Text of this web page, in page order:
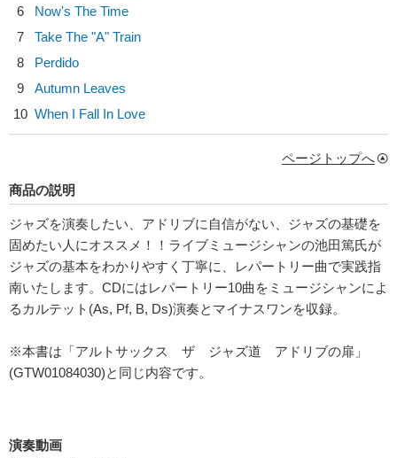
6
Now's The Time
7
Take The "A" Train
8
Perdido
9
Autumn Leaves
10 When I Fall In Love
ページトップへ
商品の説明
ジャズを演奏したい、アドリブに自信がない、ジャズの基礎を
固めたい人にオススメ！！ライブミュージシャンの池田篤氏が
ジャズの基本をわかりやすく丁寧に、レパートリー曲で実践指
南いたします。CDにはレパートリー10曲をミュージシャンによ
るカルテット(As, Pf, B, Ds)演奏とマイナスワンを収録。
※本書は「アルトサックス ザ ジャズ道 アドリブの扉」
(GTW01084030)と同じ内容です。
演奏動画